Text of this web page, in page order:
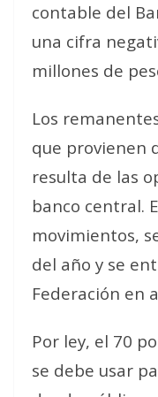
contable del
una cifra
millones de
Los
que provienen
resulta de las
banco central.
movimientos,
del año y se
Federación en
Por ley, el 70
se debe usar